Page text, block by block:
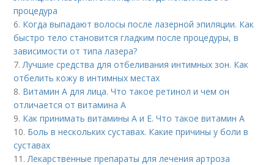
процедура
6. Когда выпадают волосы после лазерной эпиляции. Как
быстро тело становится гладким после процедуры, в
зависимости от типа лазера?
7. Лучшие средства для отбеливания интимных зон. Как
отбелить кожу в интимных местах
8. Витамин A для лица. Что такое ретинол и чем он
отличается от витамина А
9. Как принимать витамины А и Е. Что такое витамин А
10. Боль в нескольких суставах. Какие причины у боли в
суставах
11. Лекарственные препараты для лечения артроза